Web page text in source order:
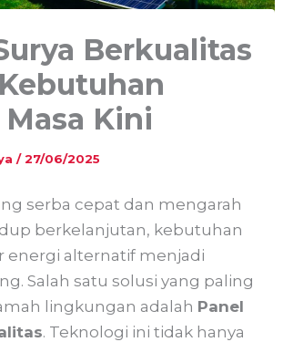
Berkualitas
Kini
/27/06/2025
serba cepat dan mengarah
berkelanjutan, kebutuhan
energi alternatif menjadi
Salah satu solusi yang paling
lingkungan adalah Panel
. Teknologi ini tidak hanya